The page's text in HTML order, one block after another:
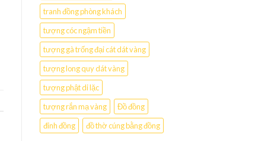
tranh đồng phòng khách
tượng cóc ngậm tiền
tượng gà trống đại cát dát vàng
tượng long quy dát vàng
tượng phật di lặc
tượng rắn mạ vàng
Đồ đồng
đỉnh đồng
đồ thờ cúng bằng đồng